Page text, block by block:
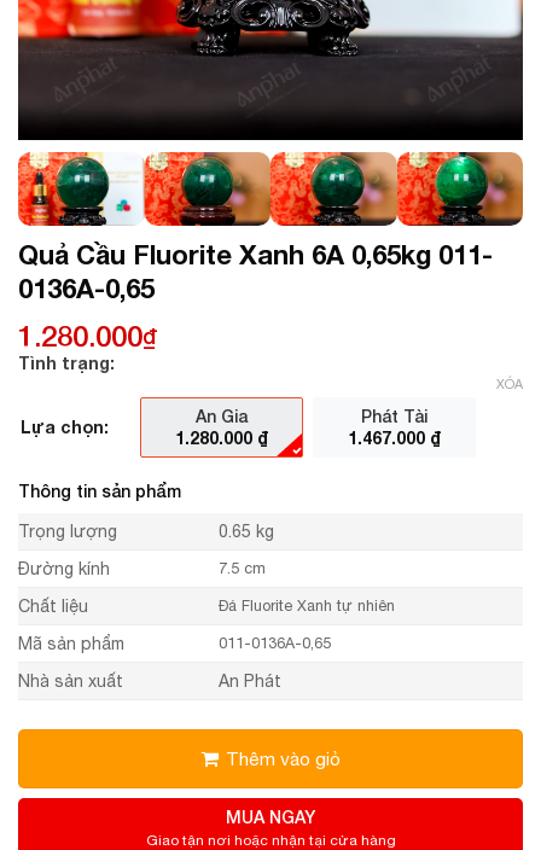
Quả Cầu Fluorite Xanh 6A 0,65kg 011-
0136A-0,65
1.280.000₫
Tình trạng:
Lựa chọn:
An Gia
1.280.000 ₫
Phát Tài
1.467.000 ₫
XÓA
Thông tin sản phẩm
Trọng lượng
0.65 kg
Đường kính
7.5 cm
Chất liệu Đá Fluorite Xanh tự nhiên
Mã sản phẩm 011-0136A-0,65
Nhà sản xuất An Phát
Thêm vào giỏ
MUA NGAY
Giao tận nơi hoặc nhận tại cửa hàng